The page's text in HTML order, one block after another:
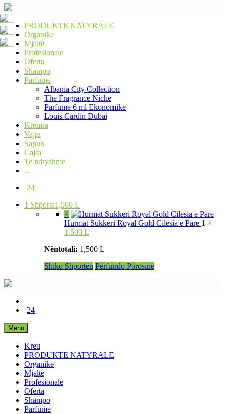
PRODUKTE NATYRALE
Organike
Mjaltë
Profesionale
Oferta
Shampo
Parfume
Albania City Collection
The Fragrance Niche
Parfume 6 ml Ekonomike
Louis Cardin Dubai
Kremra
Vajra
Sapun
Cajra
Te ndryshme
...
24
1 Shporta1,500 L
×
Hurmat Sukkeri Royal Gold Cilesia e Pare 1 ×
1,500 L
Nëntotali: 1,500 L
Shiko Shportën Përfundo Porosinë
24
Menu
Kreu
PRODUKTE NATYRALE
Organike
Mjaltë
Profesionale
Oferta
Shampo
Parfume